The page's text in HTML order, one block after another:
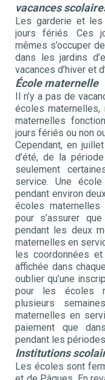
vacances
Les garderie et les
jours fériés. Ces
mêmes s’occuper
dans les jardins
vacances d’hiver et
École maternelle
Il n’y a pas de
écoles maternelles,
maternelles
jours fériés ou non
Cependant, en
d’été, de la
seulement
service. Une
pendant environ
écoles
pour s’assurer
pendant les deux
maternelles en
les coordonnées
affichée dans
oublier qu’une
pour les écoles
plusieurs
maternelles en
paiement que
pendant les
Institutions
Les écoles sont